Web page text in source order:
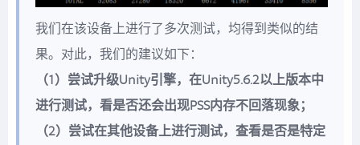
我们在该设备上进行了多次测试，均得到类似的结
果。对此，我们的建议如下：
（1）尝试升级Unity引擎，在Unity5.6.2以上版本中
进行测试，看是否还会出现PSS内存不回落现象；
（2）尝试在其他设备上进行测试，查看是否是特定